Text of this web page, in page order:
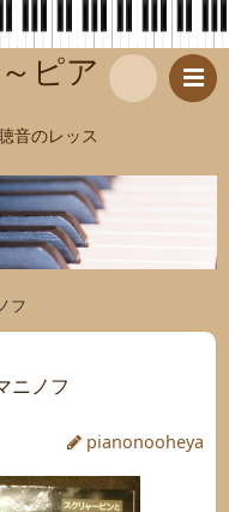
ピア
音のレッス
索
フ
ニノフ
pianonooheya